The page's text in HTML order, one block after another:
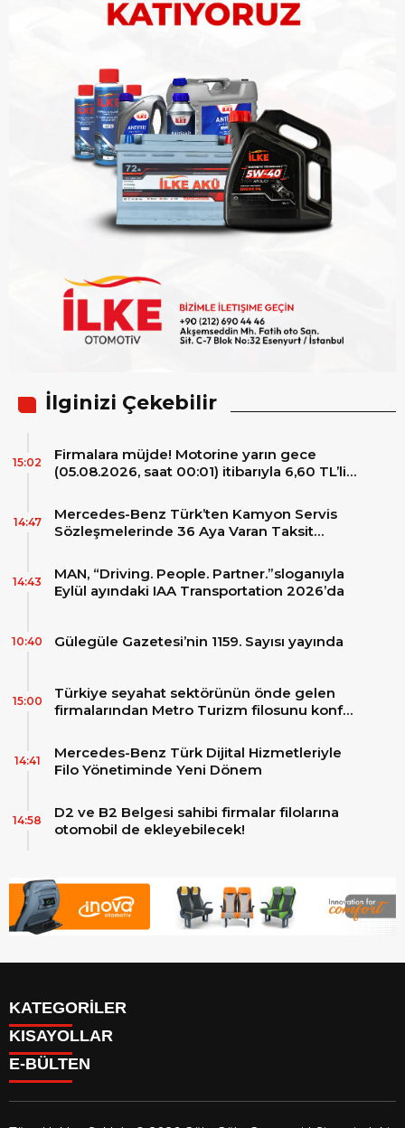
İlginizi Çekebilir
Firmalara müjde! Motorine yarın gece
(05.08.2026, saat 00:01) itibarıyla 6,60 TL’lik
15:02
Mercedes-Benz Türk’ten Kamyon Servis
Sözleşmelerinde 36 Aya Varan Taksit
14:47
MAN, “Driving. People. Partner.”sloganıyla
Eylül ayındaki IAA Transportation 2026’da
14:43
Gülegüle Gazetesi’nin 1159. Sayısı yayında
10:40
Türkiye seyahat sektörünün önde gelen
firmalarından Metro Turizm filosunu konfor
MAN Skyliner ile güçlendirdi!
15:00
Mercedes-Benz Türk Dijital Hizmetleriyle
Filo Yönetiminde Yeni Dönem
14:41
D2 ve B2 Belgesi sahibi firmalar filolarına
otomobil de ekleyebilecek!
14:58
KATEGORİLER
Reklam
Firma Rehberi
İletişim
Künye
KISAYOLLAR
Facebook
Instagram
E-BÜLTEN